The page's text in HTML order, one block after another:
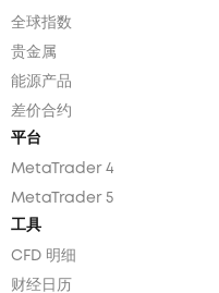
全球指数
贵金属
能源产品
差价合约
平台
MetaTrader 4
MetaTrader 5
工具
CFD 明细
财经日历